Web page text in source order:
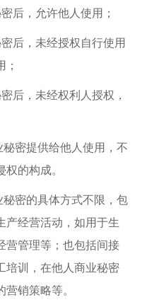
，允许他人使用；
后，未经授权自行使用
，未经权利人授权，
密提供给他人使用，不
的构成。
密的具体方式不限，包
产经营活动，如用于生
营管理等；也包括间接
培训，在他人商业秘密
销策略等。